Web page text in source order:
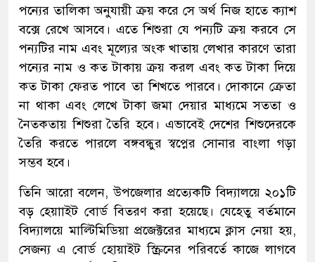
পন্যের তালিকা অনুযায়ী ক্রয় করে সে অর্থ নিজ হাতে ক্যাশ
বক্সে রেখে আসবে। এতে শিশুরা যে পন্যটি ক্রয় করবে সে
পন্যটির নাম এবং মূল্যের অংক খাতায় লেখার কারণে তারা
পন্যের নাম ও কত টাকায় ক্রয় করল এবং কত টাকা দিয়ে
কত টাকা ফেরত পাবে তা শিখতে পারবে। দোকানে ক্রেতা
না থাকা এবং লেখে টাকা জমা দেয়ার মাধ্যমে সততা ও
নৈতকতায় শিশুরা তৈরি হবে। এভাবেই দেশের শিশুদেরকে
তৈরি করতে পারলে বঙ্গবন্ধুর স্বপ্নের সোনার বাংলা গড়া
সম্ভব হবে।
তিনি আরো বলেন, উপজেলার প্রত্যেকটি বিদ্যালয়ে ২০১টি
বড় হ্য়োাইট বোর্ড বিতরণ করা হয়েছে। যেহেতু বর্তমানে
বিদ্যালয়ে মাল্টিমিডিয়া প্রজেক্টরের মাধ্যমে ক্লাস নেয়া হয়,
সেজন্য এ বোর্ড হোয়াইট স্ক্রিনের পরিবর্তে কাজে লাগবে